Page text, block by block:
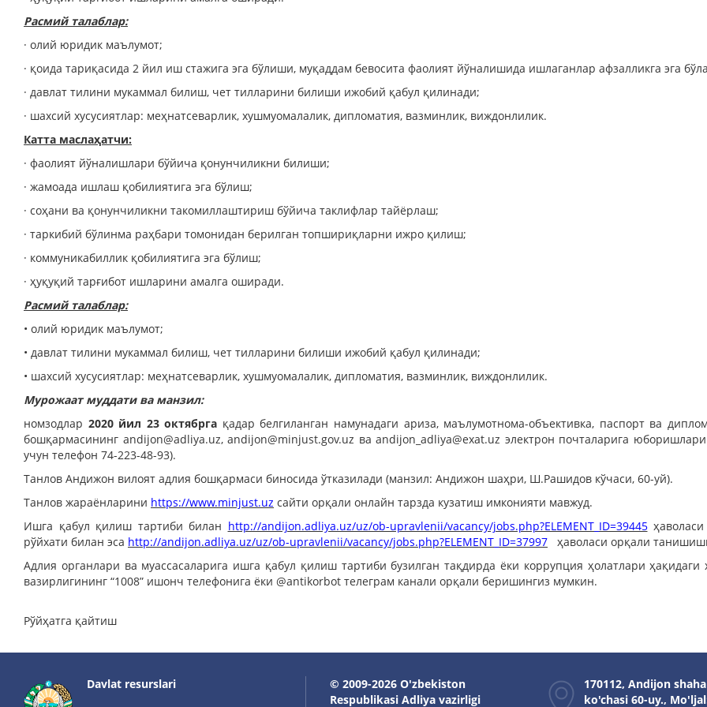
Расмий талаблар:
· олий юридик маълумот;
· қоида тариқасида 2 йил иш стажига эга бўлиши, муқаддам бевосита фаолият йўналишида ишлаганлар афзалликга эга
· давлат тилини мукаммал билиш, чет тилларини билиши ижобий қабул қилинади;
· шахсий хусусиятлар: меҳнатсеварлик, хушмуомалалик, дипломатия, вазминлик, виждонлилик.
Катта маслаҳатчи:
· фаолият йўналишлари бўйича қонунчиликни билиши;
· жамоада ишлаш қобилиятига эга бўлиш;
· соҳани ва қонунчиликни такомиллаштириш бўйича таклифлар тайёрлаш;
· таркибий бўлинма раҳбари томонидан берилган топшириқларни ижро қилиш;
· коммуникабиллик қобилиятига эга бўлиш;
· ҳуқуқий тарғибот ишларини амалга оширади.
Расмий талаблар:
• олий юридик маълумот;
• давлат тилини мукаммал билиш, чет тилларини билиши ижобий қабул қилинади;
• шахсий хусусиятлар: меҳнатсеварлик, хушмуомалалик, дипломатия, вазминлик, виждонлилик.
Мурожаат муддати ва манзил:
номзодлар 2020 йил 23 октябрга қадар белгиланган намунадаги ариза, маълумотнома-объективка, паспорт ва
бошқармасининг andijon@adliya.uz,andijon@minjust.gov.uz ваandijon_adliya@exat.uz электрон почталарига
учун телефон 74-223-48-93).
Танлов Андижон вилоят адлия бошқармаси биносида ўтказилади (манзил: Андижон шаҳри, Ш.Рашидов кўчаси, 60-уй).
Танлов жараёнларини https://www.minjust.uz сайти орқали онлайн тарзда кузатиш имконияти мавжуд.
Ишга қабул қилиш тартиби билан http://andijon.adliya.uz/uz/ob-upravlenii/vacancy/jobs.php?ELEMENT_ID=39445ҳаволаси
рўйхати билан эса http://andijon.adliya.uz/uz/ob-upravlenii/vacancy/jobs.php?ELEMENT_ID=37997 ҳаволаси орқали
Адлия органлари ва муассасаларига ишга қабул қилиш тартиби бузилган тақдирда ёки коррупция ҳолатлари ҳақидаги
вазирлигининг “1008” ишонч телефонига ёки @antikorbot телеграм канали орқали беришингиз мумкин.
Рўйҳатга қайтиш
Davlat resurslari
© 2009-2026 O'zbekiston
Respublikasi Adliya vazirligi
170112, Andijon
ko'chasi 60-uy.,